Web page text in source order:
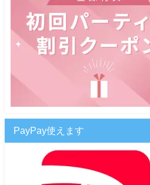
PayPay使えます